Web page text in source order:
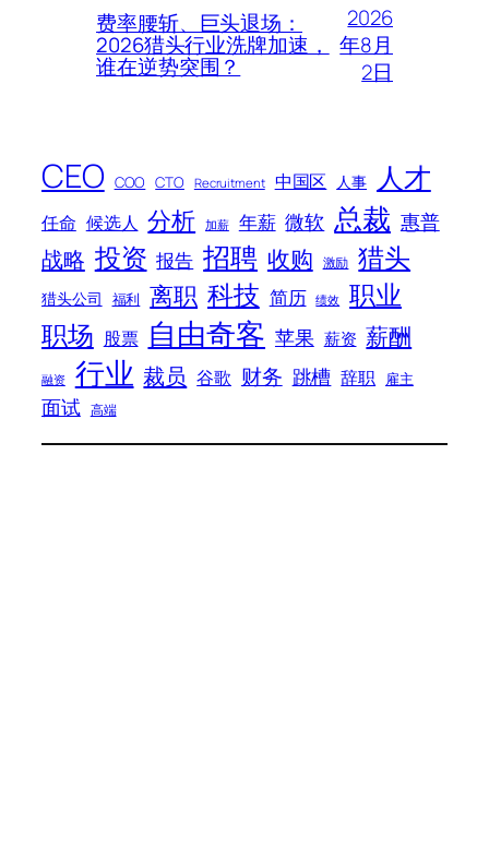
费率腰斩、巨头退场：
2026猎头行业洗牌加速，
谁在逆势突围？
2026
年8月
2日
CEO COO CTO Recruitment 中国区 人事 人才
任命 候选人 分析 加薪 年薪 微软 总裁 惠普
战略 投资 报告 招聘 收购 激励 猎头
猎头公司 福利 离职 科技 简历 绩效 职业
职场 股票 自由奇客 苹果 薪资 薪酬
融资 行业 裁员 谷歌 财务 跳槽 辞职 雇主
面试 高端